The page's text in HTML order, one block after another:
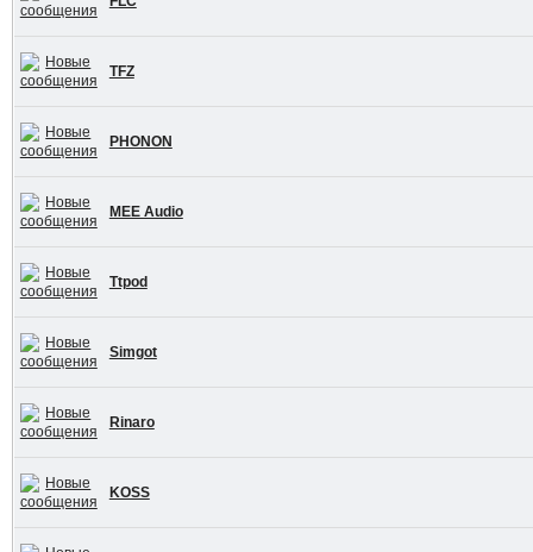
TFZ
PHONON
MEE Audio
Ttpod
Simgot
Rinaro
KOSS